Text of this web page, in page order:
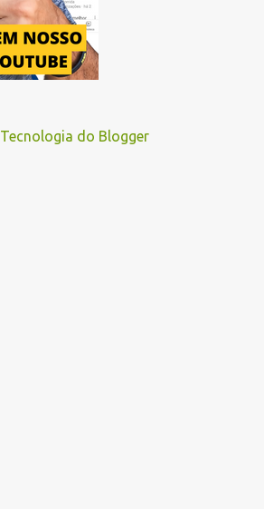
Tecnologia do Blogger